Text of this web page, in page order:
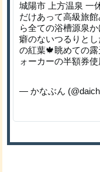
城陽市 上方温泉 一
だけあって高級旅
ら全ての浴槽源泉
癖のないつるりと
の紅葉🍁眺めての
ォーカーの半額券
— かなぶん